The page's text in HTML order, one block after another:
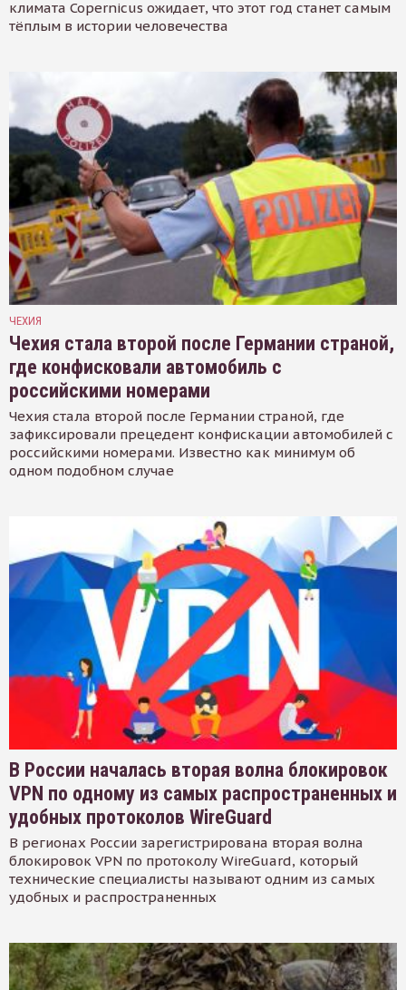
климата Copernicus ожидает, что этот год станет самым
тёплым в истории человечества
ЧЕХИЯ
Чехия стала второй после Германии страной,
где конфисковали автомобиль с
российскими номерами
Чехия стала второй после Германии страной, где
зафиксировали прецедент конфискации автомобилей с
российскими номерами. Известно как минимум об
одном подобном случае
В России началась вторая волна блокировок
VPN по одному из самых распространенных и
удобных протоколов WireGuard
В регионах России зарегистрирована вторая волна
блокировок VPN по протоколу WireGuard, который
технические специалисты называют одним из самых
удобных и распространенных